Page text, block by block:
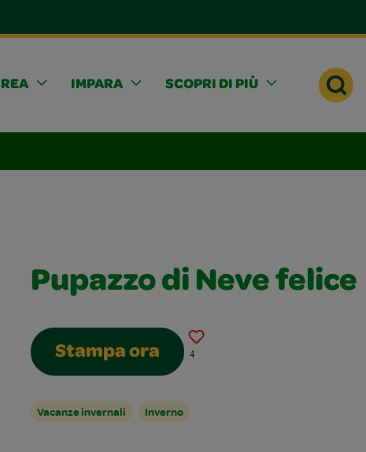
IMPARA SCOPRI DI PIÙ
Pupazzo di Neve felice
Stampa ora 4
Vacanze invernali Inverno